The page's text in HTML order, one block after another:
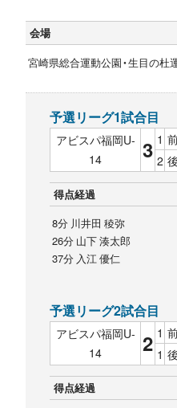
会場
宮崎県総合運動公園・生目の杜
予選リーグ1試合目
アビスパ福岡U-
14
3 1
2
得点経過
8分 川井田 稜弥
26分 山下 湊太郎
37分 入江 優仁
予選リーグ2試合目
アビスパ福岡U-
14
2 1
1
得点経過